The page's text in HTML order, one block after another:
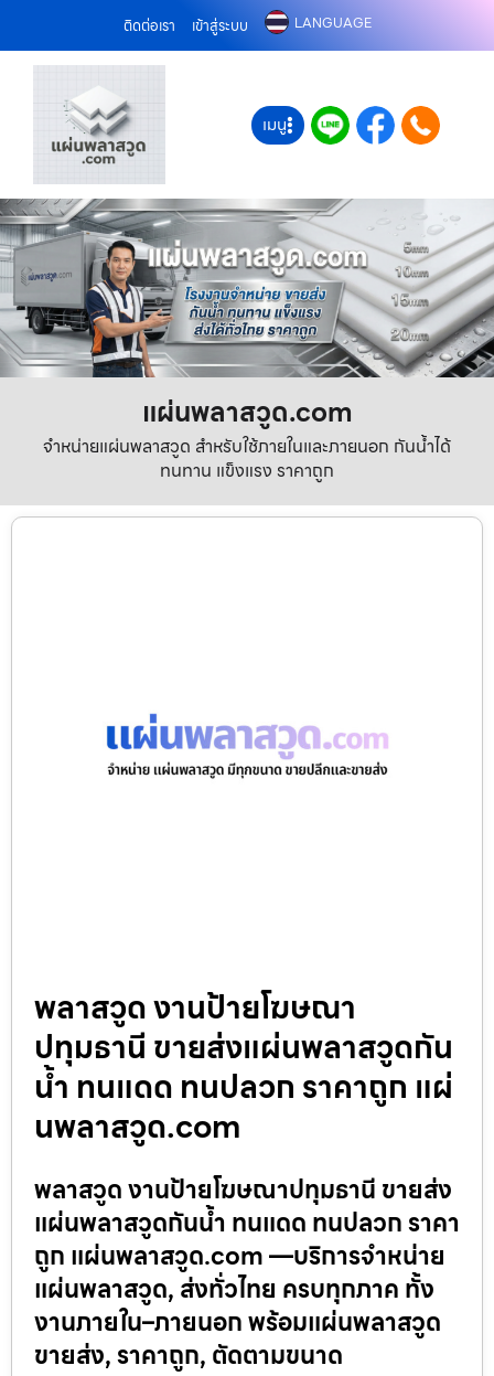
ติดต่อเรา เข้าสู่ระบบ LANGUAGE
เมนู
แผ่นพลาสวูด.com
จำหน่ายแผ่นพลาสวูด สำหรับใช้ภายในและภายนอก กันน้ำได้
ทนทาน แข็งแรง ราคาถูก
พลาสวูด งานป้ายโฆษณา
ปทุมธานี ขายส่งแผ่นพลาสวูดกัน
น้ำ ทนแดด ทนปลวก ราคาถูก แผ่
นพลาสวูด.com
พลาสวูด งานป้ายโฆษณาปทุมธานี ขายส่ง
แผ่นพลาสวูดกันน้ำ ทนแดด ทนปลวก ราคา
ถูก แผ่นพลาสวูด.com —บริการจำหน่าย
แผ่นพลาสวูด, ส่งทั่วไทย ครบทุกภาค ทั้ง
งานภายใน–ภายนอก พร้อมแผ่นพลาสวูด
ขายส่ง, ราคาถูก, ตัดตามขนาด